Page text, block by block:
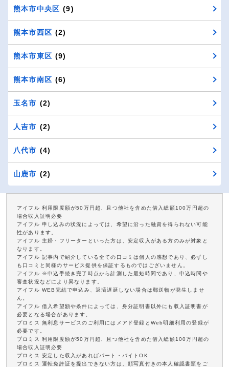
熊本市中央区 (9)
熊本市西区 (2)
熊本市東区 (9)
熊本市南区 (6)
玉名市 (2)
人吉市 (2)
八代市 (4)
山鹿市 (2)
アイフル 利用限度額が50万円超、且つ他社を含めた借入総額100万円超の
場合収入証明必要
アイフル 申し込みの状況によっては、希望に沿った融資を得られない可能
性があります。
アイフル 主婦・フリーターといった方は、安定収入がある方のみが対象と
なります。
アイフル 記事内で紹介している全ての口コミは個人の感想であり、必ずし
も口コミと同様のサービス提供を保証するものではございません。
アイフル ※申込手続き完了時点から計測した最短時間であり、申込時間や
審査状況などにより異なります。
アイフル WEB完結で申込み、返済遅延しない場合は郵送物が発生しませ
ん。
アイフル 借入希望額や条件によっては、身分証明書以外にも収入証明書が
必要となる場合があります。
プロミス 無利息サービスのご利用にはメアド登録とWeb明細利用の登録が
必要です。
プロミス 利用限度額が50万円超、且つ他社を含めた借入総額100万円超の
場合収入証明必要
プロミス 安定した収入があればパート・バイトOK
プロミス 運転免許証を提出できない方は、顔写真付きの本人確認書類をご